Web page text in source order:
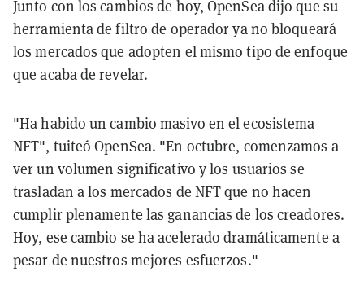
Junto con los cambios de hoy, OpenSea dijo que su
herramienta de filtro de operador ya no bloqueará
los mercados que adopten el mismo tipo de enfoque
que acaba de revelar.
"Ha habido un cambio masivo en el ecosistema
NFT", tuiteó OpenSea. "En octubre, comenzamos a
ver un volumen significativo y los usuarios se
trasladan a los mercados de NFT que no hacen
cumplir plenamente las ganancias de los creadores.
Hoy, ese cambio se ha acelerado dramáticamente a
pesar de nuestros mejores esfuerzos."